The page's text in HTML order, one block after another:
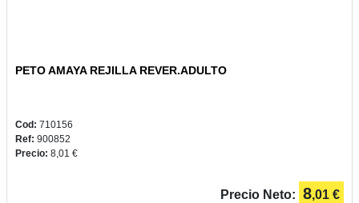
PETO AMAYA REJILLA REVER.ADULTO
Cod: 710156
Ref: 900852
Precio: 8,01 €
Precio Neto: 8,01 €